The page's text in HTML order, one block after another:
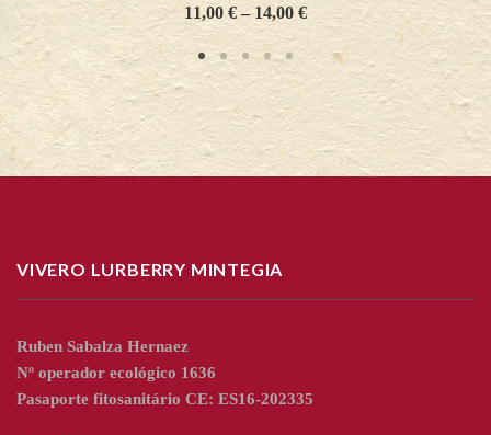
11,00 €–14,00 €
VIVERO LURBERRY MINTEGIA
Ruben Sabalza Hernaez
Nº operador ecológico 1636
Pasaporte fitosanitário CE: ES16-202335